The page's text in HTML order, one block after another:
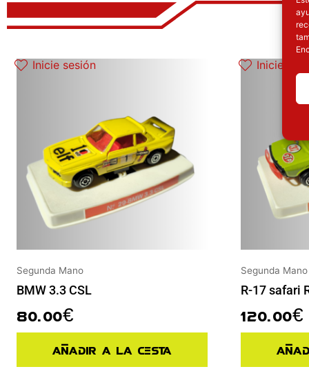
Inicie sesión
Segunda Mano
BMW 3.3 CSL
80.00€
Añadir a la cesta
Inicie
Segunda Mano
R-17 safari
120.00€